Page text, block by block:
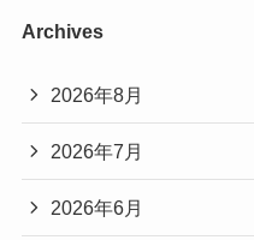
Archives
2026年8月
2026年7月
2026年6月